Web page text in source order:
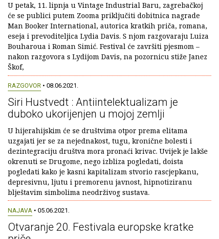
U petak, 11. lipnja u Vintage Industrial Baru, zagrebačkoj
će se publici putem Zooma priključiti dobitnica nagrade
Man Booker International, autorica kratkih priča, romana,
eseja i prevoditeljica Lydia Davis. S njom razgovaraju Luiza
Bouharoua i Roman Simić. Festival će završiti pjesmom –
nakon razgovora s Lydijom Davis, na pozornicu stiže Janez
Škof,
RAZGOVOR • 08.06.2021.
Siri Hustvedt : Antiintelektualizam je
duboko ukorijenjen u mojoj zemlji
U hijerahijskim će se društvima otpor prema elitama
uzgajati jer se za nejednakost, tugu, kronične bolesti i
dezintegraciju društva mora pronaći krivac. Uvijek je lakše
okrenuti se Drugome, nego izbliza pogledati, doista
pogledati kako je kasni kapitalizam stvorio rascjepkanu,
depresivnu, ljutu i premorenu javnost, hipnotiziranu
blještavim simbolima neodrživog sustava.
NAJAVA • 05.06.2021.
Otvaranje 20. Festivala europske kratke